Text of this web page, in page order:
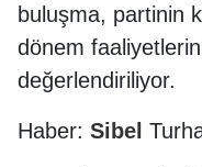
buluşma, partinin
dönem
değerlendiriliyor.
Haber: Sibel